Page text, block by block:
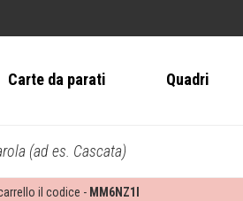
Carte da parati Quadri
(ad es. Cascata)
il codice - MM6NZ1I